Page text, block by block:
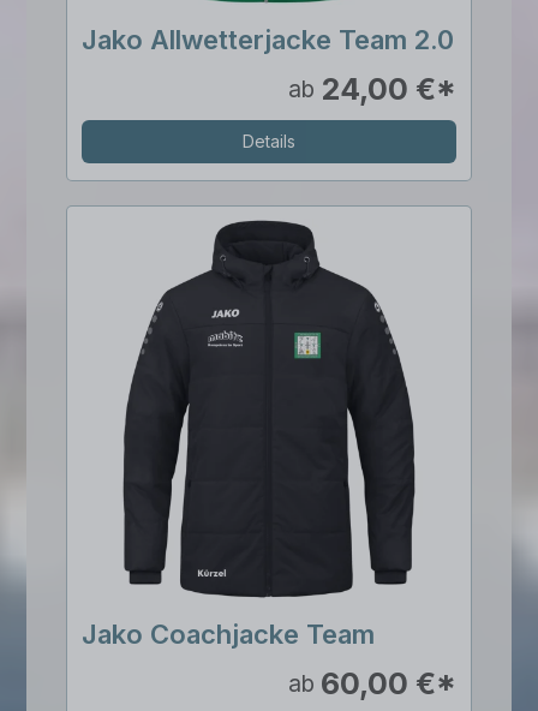
Jako Allwetterjacke Team 2.0
ab 24,00 €*
Details
Jako Coachjacke Team
ab 60,00 €*